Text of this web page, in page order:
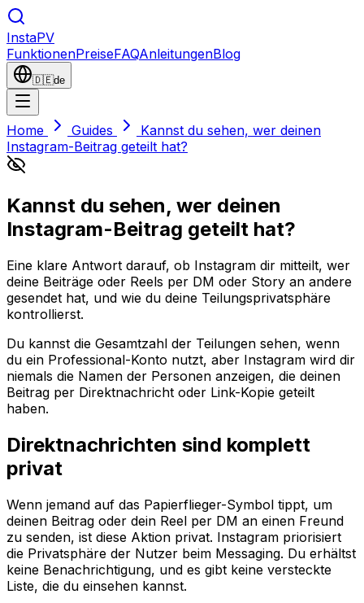
InstaPV
FunktionenPreiseFAQAnleitungenBlog
🇩🇪de
Home Guides
Kannst du sehen, wer deinen
Instagram-Beitrag geteilt hat?
Kannst du sehen, wer deinen
Instagram-Beitrag geteilt hat?
Eine klare Antwort darauf, ob Instagram dir mitteilt, wer
deine Beiträge oder Reels per DM oder Story an andere
gesendet hat, und wie du deine Teilungsprivatsphäre
kontrollierst.
Du kannst die Gesamtzahl der Teilungen sehen, wenn
du ein Professional-Konto nutzt, aber Instagram wird dir
niemals die Namen der Personen anzeigen, die deinen
Beitrag per Direktnachricht oder Link-Kopie geteilt
haben.
Direktnachrichten sind komplett
privat
Wenn jemand auf das Papierflieger-Symbol tippt, um
deinen Beitrag oder dein Reel per DM an einen Freund
zu senden, ist diese Aktion privat. Instagram priorisiert
die Privatsphäre der Nutzer beim Messaging. Du erhältst
keine Benachrichtigung, und es gibt keine versteckte
Liste, die du einsehen kannst.